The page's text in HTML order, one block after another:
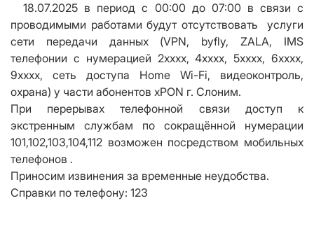
18.07.2025 в период с 00:00 до 07:00 в связи с
проводимыми работами будут отсутствовать услуги
сети передачи данных (VPN, byfly, ZALA, IMS
телефонии с нумерацией 2хххх, 4хххх, 5хххх, 6хххх,
9хххх, сеть доступа Home Wi-Fi, видеоконтроль,
охрана) у части абонентов xPON г. Слоним.
При перерывах телефонной связи доступ к
экстренным службам по сокращённой нумерации
101,102,103,104,112 возможен посредством мобильных
телефонов .
Приносим извинения за временные неудобства.
Справки по телефону: 123